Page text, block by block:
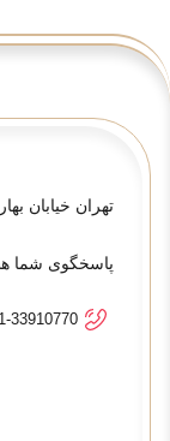
تهران خیابان
پاسخگوی شما
33910770